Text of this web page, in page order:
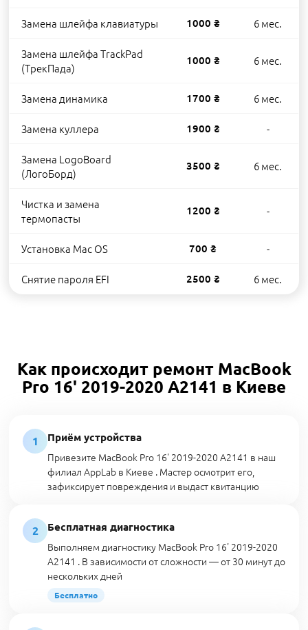
Замена шлейфа клавиатуры 1000 ₴ 6 мес.
Замена шлейфа TrackPad
(ТрекПада)
1000 ₴ 6 мес.
Замена динамика 1700 ₴ 6 мес.
Замена куллера 1900 ₴ -
Замена LogoBoard
(ЛогоБорд)
3500 ₴ 6 мес.
Чистка и замена
термопасты
1200 ₴ -
Установка Mac OS 700 ₴ -
Снятие пароля EFI 2500 ₴ 6 мес.
Как происходит ремонт MacBook
Pro 16' 2019-2020 A2141 в Киеве
1
Приём устройства
Привезите MacBook Pro 16' 2019-2020 A2141 в наш
филиал AppLab в Киеве . Мастер осмотрит его,
зафиксирует повреждения и выдаст квитанцию
2
Бесплатная диагностика
Выполняем диагностику MacBook Pro 16' 2019-2020
A2141 . В зависимости от сложности — от 30 минут до
нескольких дней
Бесплатно